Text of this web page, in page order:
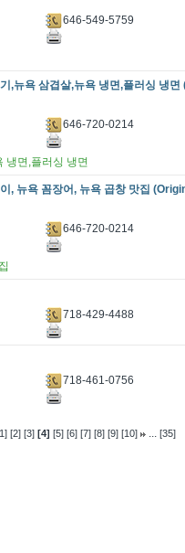
646-549-5759
,뉴욕 삼겹살,뉴욕 냉면,플러싱 냉
646-720-0214
냉면,플러싱 냉면
, 뉴욕 꼼장어, 뉴욕 곱창 맛집
646-720-0214
718-429-4488
718-461-0756
[2] [3] [4] [5] [6] [7] [8] [9] [10] ... [35]